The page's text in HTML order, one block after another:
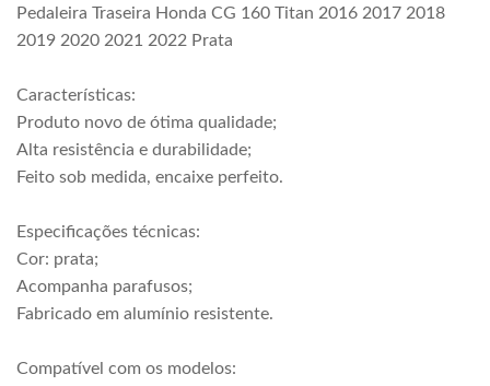
Pedaleira Traseira Honda CG 160 Titan 2016 2017 2018
2019 2020 2021 2022 Prata
Características:
Produto novo de ótima qualidade;
Alta resistência e durabilidade;
Feito sob medida, encaixe perfeito.
Especificações técnicas:
Cor: prata;
Acompanha parafusos;
Fabricado em alumínio resistente.
Compatível com os modelos: